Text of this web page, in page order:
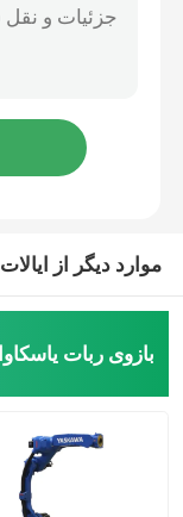
ربات سه بعدی
پوشش محافظ
قطعات ربات
موارد دیگر از
بازوی ربات یاسکاوا